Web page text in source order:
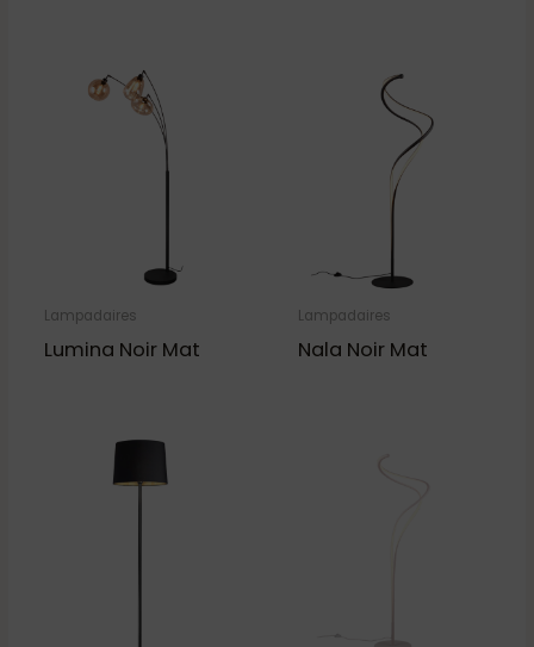
Lampadaires
Lumina Noir Mat
Lampadaires
Nala Noir Mat